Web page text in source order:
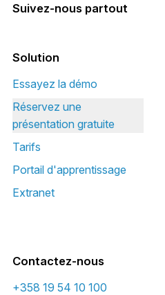
Suivez-nous partout
Solution
Essayez la démo
Réservez une
présentation gratuite
Tarifs
Portail d'apprentissage
Extranet
Contactez-nous
+358 19 54 10 100